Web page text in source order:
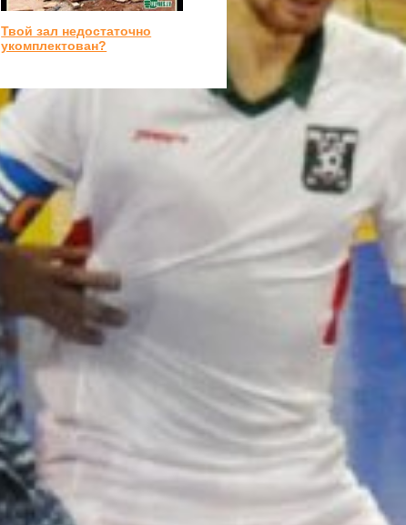
Твой зал недостаточно
укомплектован?